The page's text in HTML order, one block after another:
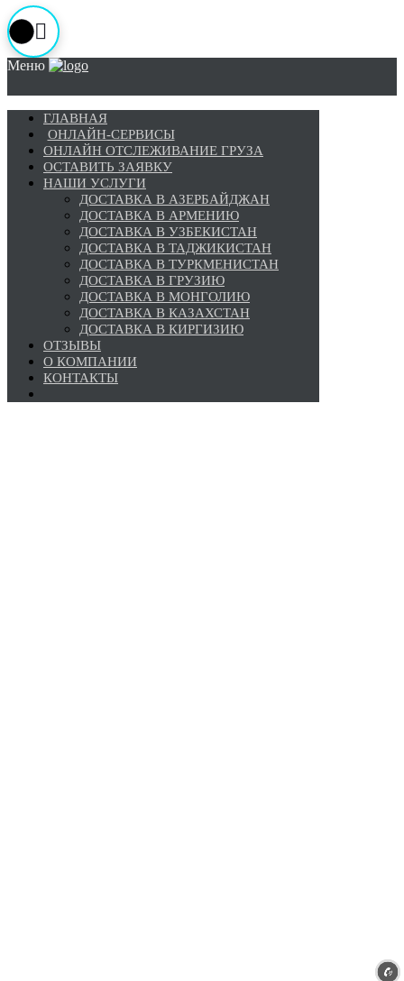
Меню
ГЛАВНАЯ
ОНЛАЙН-СЕРВИСЫ
ОНЛАЙН ОТСЛЕЖИВАНИЕ ГРУЗА
ОСТАВИТЬ ЗАЯВКУ
НАШИ УСЛУГИ
ДОСТАВКА В АЗЕРБАЙДЖАН
ДОСТАВКА В АРМЕНИЮ
ДОСТАВКА В УЗБЕКИСТАН
ДОСТАВКА В ТАДЖИКИСТАН
ДОСТАВКА В ТУРКМЕНИСТАН
ДОСТАВКА В ГРУЗИЮ
ДОСТАВКА В МОНГОЛИЮ
ДОСТАВКА В КАЗАХСТАН
ДОСТАВКА В КИРГИЗИЮ
ОТЗЫВЫ
О КОМПАНИИ
КОНТАКТЫ